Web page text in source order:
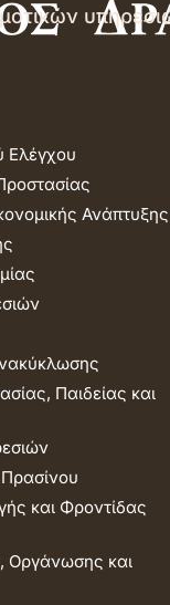
Ελέγχου
Ανάπτυξης
Παιδείας και
και Φροντίδας
Οργάνωσης και